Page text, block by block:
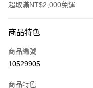
超取滿NT$2,000免運
信用卡一次付款
信用卡分期付款
商品特色
商品編號
10529905
商品特色